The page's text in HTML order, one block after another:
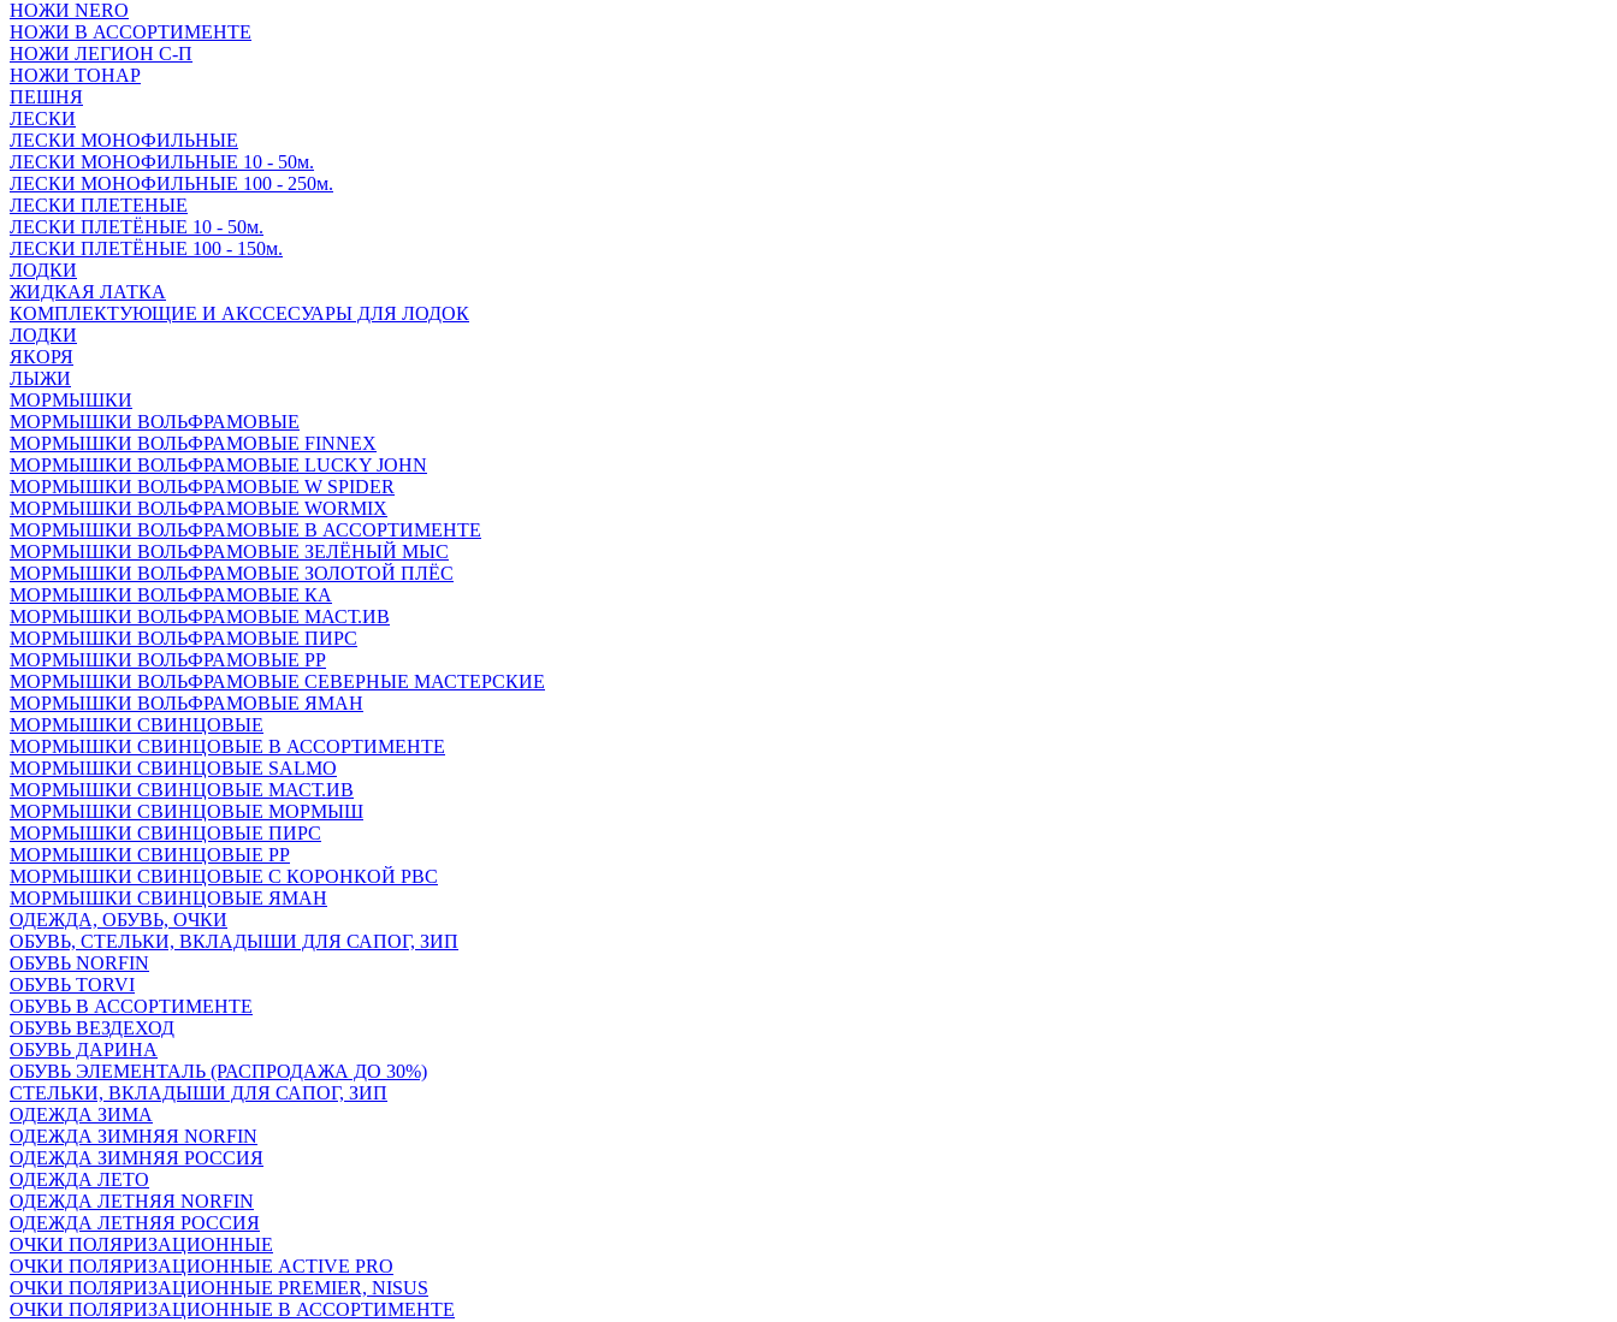
НОЖИ NERO
НОЖИ В АССОРТИМЕНТЕ
НОЖИ ЛЕГИОН С-П
НОЖИ ТОНАР
ПЕШНЯ
ЛЕСКИ
ЛЕСКИ МОНОФИЛЬНЫЕ
ЛЕСКИ МОНОФИЛЬНЫЕ 10 - 50м.
ЛЕСКИ МОНОФИЛЬНЫЕ 100 - 250м.
ЛЕСКИ ПЛЕТЕНЫЕ
ЛЕСКИ ПЛЕТЁНЫЕ 10 - 50м.
ЛЕСКИ ПЛЕТЁНЫЕ 100 - 150м.
ЛОДКИ
ЖИДКАЯ ЛАТКА
КОМПЛЕКТУЮЩИЕ И АКССЕСУАРЫ ДЛЯ ЛОДОК
ЛОДКИ
ЯКОРЯ
ЛЫЖИ
МОРМЫШКИ
МОРМЫШКИ ВОЛЬФРАМОВЫЕ
МОРМЫШКИ ВОЛЬФРАМОВЫЕ FINNEX
МОРМЫШКИ ВОЛЬФРАМОВЫЕ LUCKY JOHN
МОРМЫШКИ ВОЛЬФРАМОВЫЕ W SPIDER
МОРМЫШКИ ВОЛЬФРАМОВЫЕ WORMIX
МОРМЫШКИ ВОЛЬФРАМОВЫЕ В АССОРТИМЕНТЕ
МОРМЫШКИ ВОЛЬФРАМОВЫЕ ЗЕЛЁНЫЙ МЫС
МОРМЫШКИ ВОЛЬФРАМОВЫЕ ЗОЛОТОЙ ПЛЁС
МОРМЫШКИ ВОЛЬФРАМОВЫЕ КА
МОРМЫШКИ ВОЛЬФРАМОВЫЕ МАСТ.ИВ
МОРМЫШКИ ВОЛЬФРАМОВЫЕ ПИРС
МОРМЫШКИ ВОЛЬФРАМОВЫЕ РР
МОРМЫШКИ ВОЛЬФРАМОВЫЕ СЕВЕРНЫЕ МАСТЕРСКИЕ
МОРМЫШКИ ВОЛЬФРАМОВЫЕ ЯМАН
МОРМЫШКИ СВИНЦОВЫЕ
МОРМЫШКИ СВИНЦОВЫЕ В АССОРТИМЕНТЕ
МОРМЫШКИ СВИНЦОВЫЕ SALMO
МОРМЫШКИ СВИНЦОВЫЕ МАСТ.ИВ
МОРМЫШКИ СВИНЦОВЫЕ МОРМЫШ
МОРМЫШКИ СВИНЦОВЫЕ ПИРС
МОРМЫШКИ СВИНЦОВЫЕ РР
МОРМЫШКИ СВИНЦОВЫЕ С КОРОНКОЙ РВС
МОРМЫШКИ СВИНЦОВЫЕ ЯМАН
ОДЕЖДА, ОБУВЬ, ОЧКИ
ОБУВЬ, СТЕЛЬКИ, ВКЛАДЫШИ ДЛЯ САПОГ, ЗИП
ОБУВЬ NORFIN
ОБУВЬ TORVI
ОБУВЬ В АССОРТИМЕНТЕ
ОБУВЬ ВЕЗДЕХОД
ОБУВЬ ДАРИНА
ОБУВЬ ЭЛЕМЕНТАЛЬ (РАСПРОДАЖА ДО 30%)
СТЕЛЬКИ, ВКЛАДЫШИ ДЛЯ САПОГ, ЗИП
ОДЕЖДА ЗИМА
ОДЕЖДА ЗИМНЯЯ NORFIN
ОДЕЖДА ЗИМНЯЯ РОССИЯ
ОДЕЖДА ЛЕТО
ОДЕЖДА ЛЕТНЯЯ NORFIN
ОДЕЖДА ЛЕТНЯЯ РОССИЯ
ОЧКИ ПОЛЯРИЗАЦИОННЫЕ
ОЧКИ ПОЛЯРИЗАЦИОННЫЕ ACTIVE PRO
ОЧКИ ПОЛЯРИЗАЦИОННЫЕ PREMIER, NISUS
ОЧКИ ПОЛЯРИЗАЦИОННЫЕ В АССОРТИМЕНТЕ